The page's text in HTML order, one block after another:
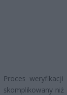
Proces
skomplikowany